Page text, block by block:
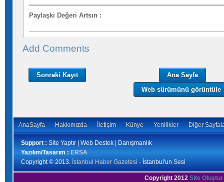
Paylaşki Değeri Artsın :
Add Comments
Sonraki Kayıt
Ana Sayfa
Web sürümünü görüntüle
AnaSayfa Hakkımızda İletişim Künye Yenilikler Diğer
Support : Site Yaptır | Web Destek | Danışmanlık
Yazılım/Tasarım : ERSA
Copyright © 2013. İstanbul Haber Gazetesi - İstanbul'un Sesi
Copyright 2012 Site Oluştur